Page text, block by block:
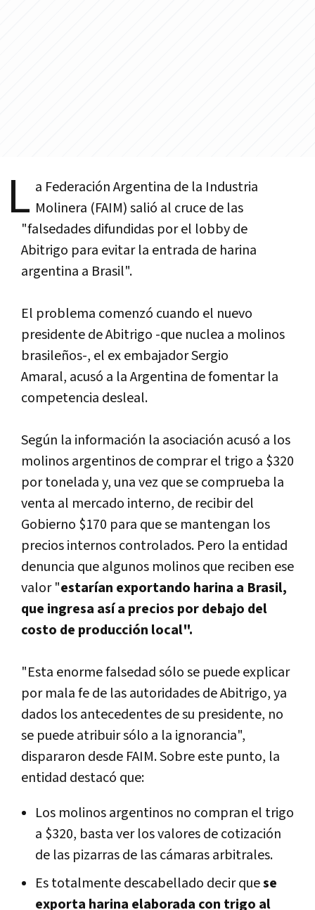
L a Federación Argentina de la Industria
Molinera (FAIM) salió al cruce de las
"falsedades difundidas por el lobby de
Abitrigo para evitar la entrada de harina
argentina a Brasil".
El problema comenzó cuando el nuevo
presidente de Abitrigo -que nuclea a molinos
brasileños-, el ex embajador Sergio
Amaral, acusó a la Argentina de fomentar la
competencia desleal.
Según la información la asociación acusó a los
molinos argentinos de comprar el trigo a $320
por tonelada y, una vez que se comprueba la
venta al mercado interno, de recibir del
Gobierno $170 para que se mantengan los
precios internos controlados. Pero la entidad
denuncia que algunos molinos que reciben ese
valor "estarí­an exportando harina a Brasil,
que ingresa así­ a precios por debajo del
costo de producción local".
"Esta enorme falsedad sólo se puede explicar
por mala fe de las autoridades de Abitrigo, ya
dados los antecedentes de su presidente, no
se puede atribuir sólo a la ignorancia",
dispararon desde FAIM. Sobre este punto, la
entidad destacó que:
Los molinos argentinos no compran el trigo
a $320, basta ver los valores de cotización
de las pizarras de las cámaras arbitrales.
Es totalmente descabellado decir quese
exporta harina elaborada con trigo al